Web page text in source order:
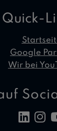
Quick-
Google
Wir bei